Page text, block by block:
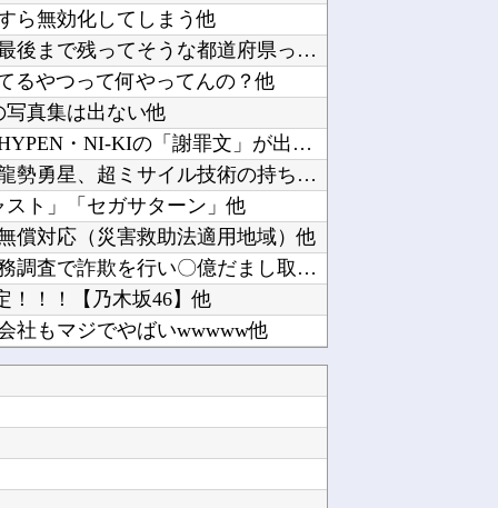
ら無効化してしまう他
全国を旅行で周るのが趣味の奴でも最後まで残ってそうな都道府県ってどこ？？？他
るやつって何やってんの？他
写真集は出ない他
元キャバ嬢MINAさん死亡関連でENHYPEN・NI-KIの「謝罪文」が出回るも「フェイク...
【るろうに剣心】劍客兵器の飛號・龍勢勇星、超ミサイル技術の持ち主なのに惜しい男を亡くした・...
ト」「セガサターン」他
償対応（災害救助法適用地域）他
【終わり】ガチの国税職員さん、税務調査で詐欺を行い〇億だまし取る他
！！！【乃木坂46】他
社もマジでやばいwwwww他
元ジャンポケ・斉藤慎二被告、 不同意性交で懲役7年求刑→X民「口封じに◯◯した方が量刑軽か...
ャラ登場で始まる他
【速報】ダウンタウン浜田さん、差別発言と受け取られる一言で炎上ｗｗｗｗｗｗ他
海外「あるある！」日本を旅行した外国人が患う新たな症状「日本後PTSD」に海外が大騒ぎ他
【ウマ娘】ついに見つけました…トレーナーさんの領収書と給与明細！！他